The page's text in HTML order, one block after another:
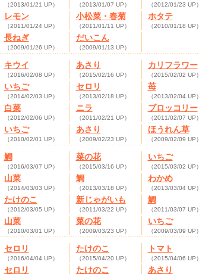
（2013/01/21 UP） （2013/01/07 UP） （2012/01/23 UP）
レモン
（2011/01/24 UP）
小松菜・春菊
（2011/01/11 UP）
ホタテ
（2010/01/18 UP）
長ねぎ
（2009/01/26 UP）
だいこん
（2009/01/13 UP）
キウイ
（2016/02/08 UP）
あさり
（2015/02/16 UP）
カリフラワー
（2015/02/02 UP）
いちご
（2014/02/03 UP）
セロリ
（2013/02/18 UP）
苺
（2013/02/04 UP）
白菜
（2012/02/06 UP）
ニラ
（2011/02/21 UP）
ブロッコリー
（2011/02/07 UP）
いちご
（2010/02/01 UP）
あさり
（2009/02/23 UP）
ほうれん草
（2009/02/09 UP）
鯛
（2016/03/07 UP）
菜の花
（2015/03/16 UP）
いちご
（2015/03/02 UP）
山菜
（2014/03/03 UP）
鯛
（2013/03/18 UP）
わかめ
（2013/03/04 UP）
たけのこ
（2012/03/05 UP）
新じゃがいも
（2011/03/22 UP）
鯛
（2011/03/07 UP）
山菜
（2010/03/01 UP）
菜の花
（2009/03/23 UP）
いちご
（2009/03/09 UP）
セロリ
（2016/04/04 UP）
たけのこ
（2015/04/20 UP）
トマト
（2015/04/06 UP）
セロリ たけのこ あさり